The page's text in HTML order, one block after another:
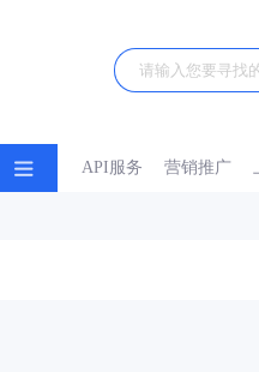
API服务 营销推广